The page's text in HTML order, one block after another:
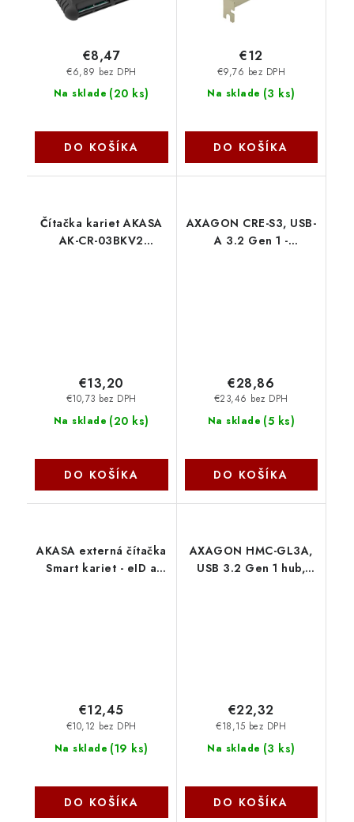
Na sklade (20 ks)
€6,89 bez DPH
€8,47
DO KOŠÍKA
Na sklade (3 ks)
€9,76 bez DPH
€12
DO KOŠÍKA
Čítačka kariet AKASA
AK-CR-03BKV2
Na sklade (20 ks)
€10,73 bez DPH
€13,20
DO KOŠÍKA
AXAGON CRE-S3, USB-
A 3.2 Gen 1 -
Na sklade (5 ks)
€23,46 bez DPH
€28,86
DO KOŠÍKA
AKASA externá čítačka
Smart kariet - eID a
Na sklade (19 ks)
€10,12 bez DPH
€12,45
DO KOŠÍKA
AXAGON HMC-GL3A,
USB 3.2 Gen 1 hub,
Na sklade (3 ks)
€18,15 bez DPH
€22,32
DO KOŠÍKA